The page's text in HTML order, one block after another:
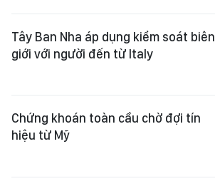
Tây Ban Nha áp dụng kiểm soát biên
giới với người đến từ Italy
Chứng khoán toàn cầu chờ đợi tín
hiệu từ Mỹ